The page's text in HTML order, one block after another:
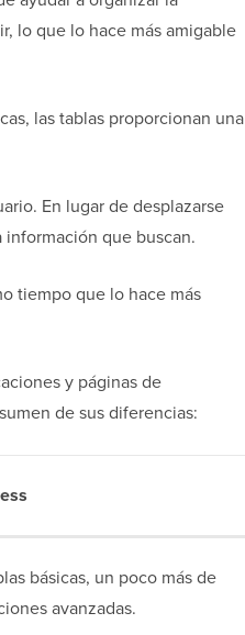
lo que lo hace más amigable
las tablas proporcionan una
En lugar de desplazarse
que buscan.
tiempo que lo hace más
y páginas de
de sus diferencias:
básicas, un poco más de
avanzadas.